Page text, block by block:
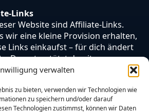
verwalten
zu bieten, verwenden wir Technologien wie
zu speichern und/oder darauf
Technologien zustimmst, können wir Daten
Links
Website sind Affiliate-Links.
wir eine kleine Provision erhalten,
Links einkaufst – für dich ändert
Du unterstützt damit unsere
dafür!